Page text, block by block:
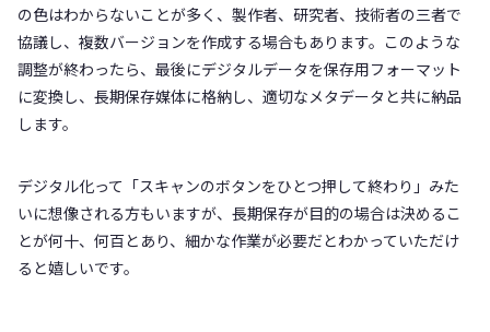
の色はわからないことが多く、製作者、研究者、技術者の三者で
協議し、複数バージョンを作成する場合もあります。このような
調整が終わったら、最後にデジタルデータを保存用フォーマット
に変換し、長期保存媒体に格納し、適切なメタデータと共に納品
します。
デジタル化って「スキャンのボタンをひとつ押して終わり」みた
いに想像される方もいますが、長期保存が目的の場合は決めるこ
とが何十、何百とあり、細かな作業が必要だとわかっていただけ
ると嬉しいです。